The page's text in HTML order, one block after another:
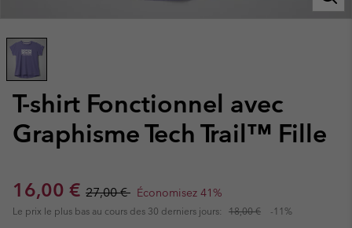
T-shirt Fonctionnel avec
Graphisme Tech Trail™ Fille
Sale price:
16,00 € Regular price:
27,00 € Économisez 41%
Le prix le plus bas au cours des 30 derniers jours: 18,00 € -11%